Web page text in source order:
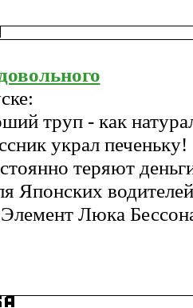
труп - как
украл печеньку!
теряют
Японских водителей
Люка